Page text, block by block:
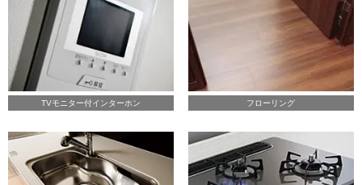
TVモニター付インターホン フローリング